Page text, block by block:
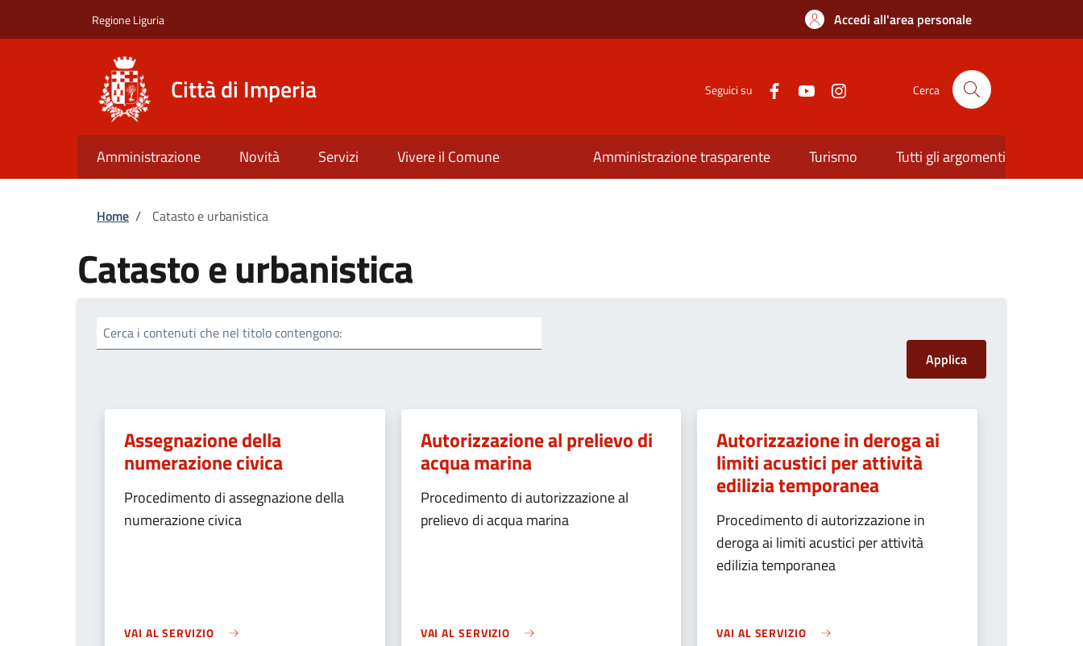
Regione Liguria Accedi all'area personale
Città di Imperia Seguici su Cerca
Amministrazione Novità Servizi Vivere il Comune Amministrazione trasparente Turismo Tutti gli argomenti
Briciole di pane
Home / Catasto e urbanistica
Catasto e urbanistica
Cerca i contenuti che nel titolo contengono:
Assegnazione della
numerazione civica
Procedimento di assegnazione della
numerazione civica
VAI AL SERVIZIO
Autorizzazione al prelievo di
acqua marina
Procedimento di autorizzazione al
prelievo di acqua marina
VAI AL SERVIZIO
Autorizzazione in deroga ai
limiti acustici per attività
edilizia temporanea
Procedimento di autorizzazione in
deroga ai limiti acustici per attività
edilizia temporanea
VAI AL SERVIZIO